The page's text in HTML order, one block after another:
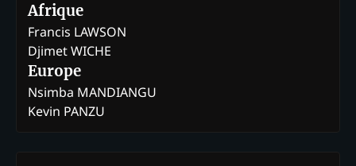
Afrique
Francis LAWSON
Djimet WICHE
Europe
Nsimba MANDIANGU
Kevin PANZU